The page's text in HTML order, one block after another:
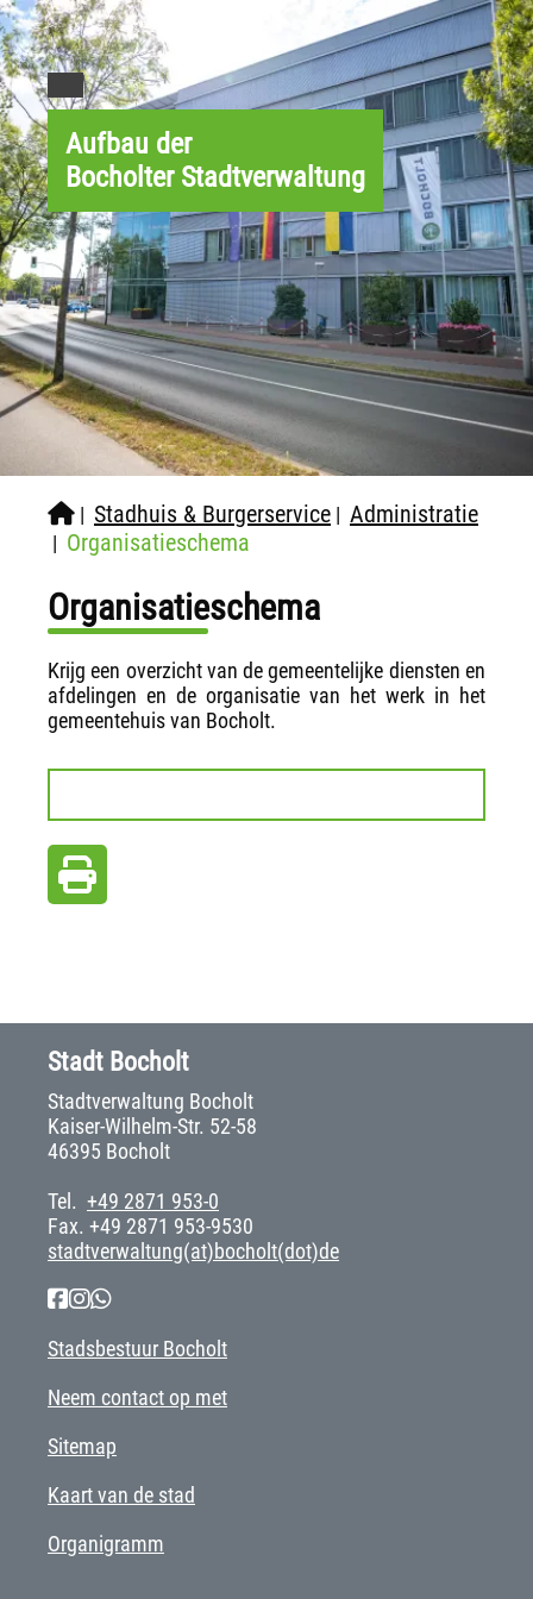
Aufbau der
Bocholter Stadtverwaltung
| Stadhuis & Burgerservice | Administratie
| Organisatieschema
Organisatieschema
Krijg een overzicht van de gemeentelijke diensten en
afdelingen en de organisatie van het werk in het
gemeentehuis van Bocholt.
Stadt Bocholt
Stadtverwaltung Bocholt
Kaiser-Wilhelm-Str. 52-58
46395 Bocholt
Tel. +49 2871 953-0
Fax. +49 2871 953-9530
stadtverwaltung(at)bocholt(dot)de
Stadsbestuur Bocholt
Neem contact op met
Sitemap
Kaart van de stad
Organigramm